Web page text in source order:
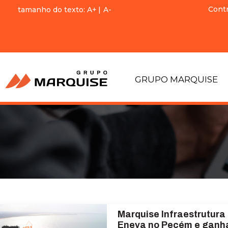
tamanho do texto: A+ | A-
GRUPO MARQUISE
Marquise
Eneva no Pecém e